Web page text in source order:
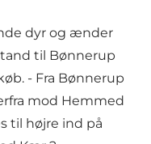
dyr og ænder
til Bønnerup
- Fra Bønnerup
mod Hemmed
til højre ind på